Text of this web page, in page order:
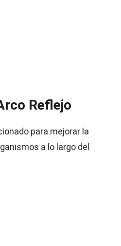
Reflejo
para mejorar la
a lo largo del